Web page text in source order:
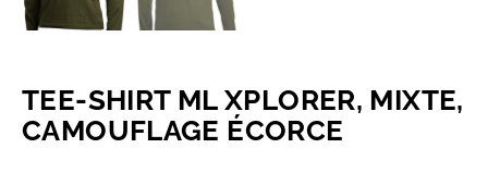
TEE-SHIRT ML XPLORER, MIXTE,
CAMOUFLAGE ÉCORCE